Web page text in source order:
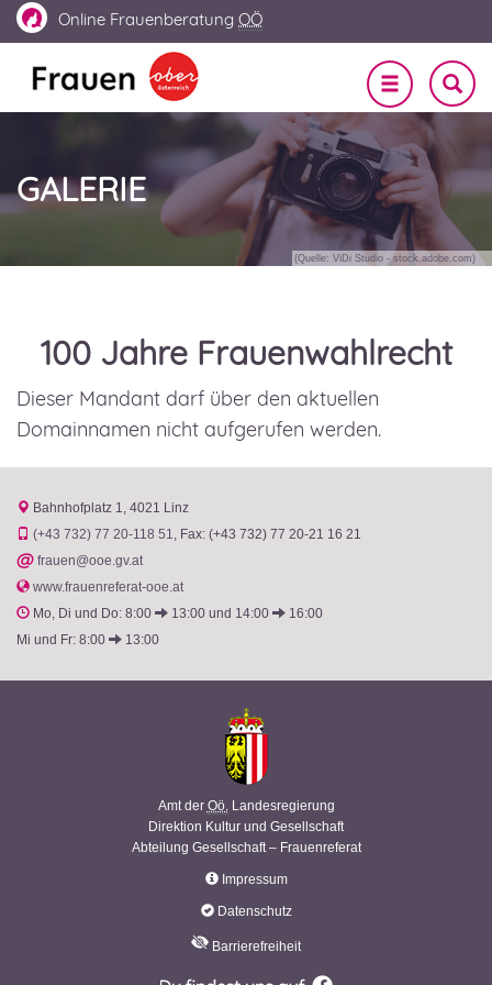
Online Frauenberatung OÖ
SUCHE
EIN-
UND
Navigation
ein-/
GALERIE
(Quelle: ViDi Studio - stock.adobe.com)
100 Jahre Frauenwahlrecht
Dieser Mandant darf über den aktuellen
Domainnamen nicht aufgerufen werden.
Bahnhofplatz 1 4021 Linz
(+43 732) 77 20-118 51
Fax: (+43 732) 77 20-21 16 21
@ frauen@ooe.gv.at
www.frauenreferat-ooe.at
Mo, Di und Do: 8:00
13:00 und 14:00
16:00
Mi und Fr: 8:00
13:00
Amt der Oö.Landesregierung
Direktion Kultur und Gesellschaft
Abteilung Gesellschaft – Frauenreferat
Impressum
Datenschutz
Barrierefreiheit